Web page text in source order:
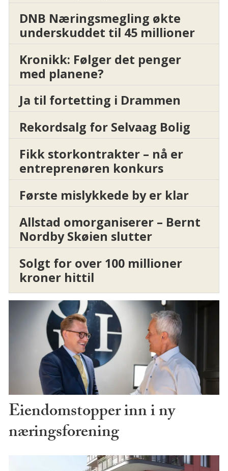
DNB Næringsmegling økte
underskuddet til 45 millioner
Kronikk: Følger det penger
med planene?
Ja til fortetting i Drammen
Rekordsalg for Selvaag Bolig
Fikk storkontrakter – nå er
entreprenøren konkurs
Første mislykkede by er klar
Allstad omorganiserer – Bernt
Nordby Skøien slutter
Solgt for over 100 millioner
kroner hittil
Eiendomstopper inn i ny
næringsforening